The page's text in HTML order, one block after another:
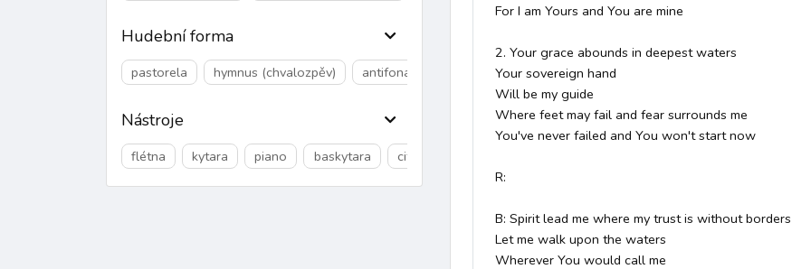
Hudební forma
pastorela hymnus (chvalozpěv) antifona koleda píseň
Nástroje
flétna kytara piano baskytara citera
For I am Yours and You are mine
2. Your grace abounds in deepest waters
Your sovereign hand
Will be my guide
Where feet may fail and fear surrounds me
You've never failed and You won't start now
R:
B: Spirit lead me where my trust is without borders
Let me walk upon the waters
Wherever You would call me